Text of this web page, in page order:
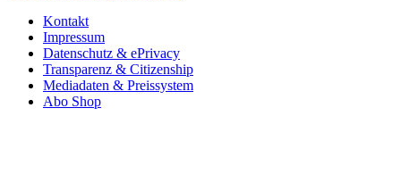
Kontakt
Impressum
Datenschutz & ePrivacy
Transparenz & Citizenship
Mediadaten & Preissystem
Abo Shop